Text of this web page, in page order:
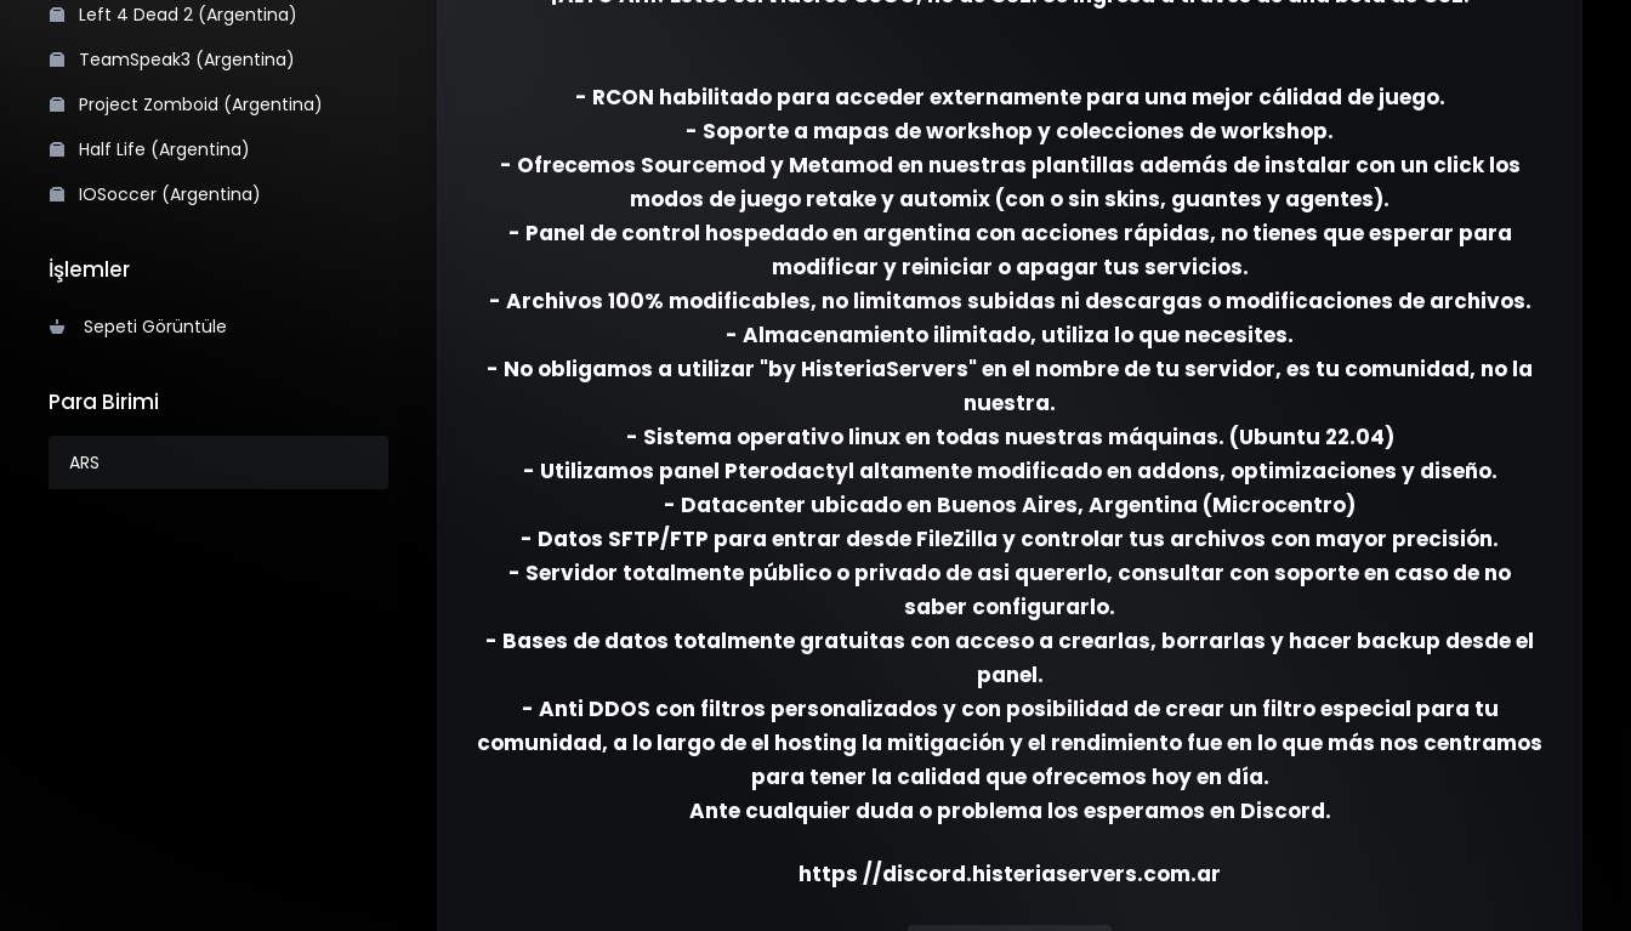
Left 4 Dead 2 (Argentina)
TeamSpeak3 (Argentina)
Project Zomboid (Argentina)
Half Life (Argentina)
IOSoccer (Argentina)
İşlemler
Sepeti Görüntüle
Para Birimi
https //discord.histeriaservers.com.ar
- RCON habilitado para acceder externamente para una mejor cálidad de juego.
- Soporte a mapas de workshop y colecciones de workshop.
- Ofrecemos Sourcemod y Metamod en nuestras plantillas además de instalar con un click los
modos de juego retake y automix (con o sin skins, guantes y agentes).
- Panel de control hospedado en argentina con acciones rápidas, no tienes que esperar para
modificar y reiniciar o apagar tus servicios.
- Archivos 100% modificables, no limitamos subidas ni descargas o modificaciones de archivos.
- Almacenamiento ilimitado, utiliza lo que necesites.
- No obligamos a utilizar "by HisteriaServers" en el nombre de tu servidor, es tu comunidad, no la
nuestra.
- Sistema operativo linux en todas nuestras máquinas. (Ubuntu 22.04)
- Utilizamos panel Pterodactyl altamente modificado en addons, optimizaciones y diseño.
- Datacenter ubicado en Buenos Aires, Argentina (Microcentro)
- Datos SFTP/FTP para entrar desde FileZilla y controlar tus archivos con mayor precisión.
- Servidor totalmente público o privado de asi quererlo, consultar con soporte en caso de no
saber configurarlo.
- Bases de datos totalmente gratuitas con acceso a crearlas, borrarlas y hacer backup desde el
panel.
- Anti DDOS con filtros personalizados y con posibilidad de crear un filtro especial para tu
comunidad, a lo largo de el hosting la mitigación y el rendimiento fue en lo que más nos centramos
para tener la calidad que ofrecemos hoy en día.
Ante cualquier duda o problema los esperamos en Discord.